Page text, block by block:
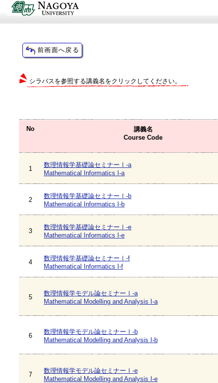
シラバスを参照する講義名をクリックしてください。
No
講義名
Course Code
1
数理情報学基礎論セミナーⅠ-a
Mathematical Informatics I-a
2
数理情報学基礎論セミナーⅠ-b
Mathematical Informatics I-b
3
数理情報学基礎論セミナーⅠ-e
Mathematical Informatics I-e
4
数理情報学基礎論セミナーⅠ-f
Mathematical Informatics I-f
5
数理情報学モデル論セミナーⅠ-a
Mathematical Modelling and Analysis I-a
6
数理情報学モデル論セミナーⅠ-b
Mathematical Modelling and Analysis I-b
7
数理情報学モデル論セミナーⅠ-e
Mathematical Modelling and Analysis I-e